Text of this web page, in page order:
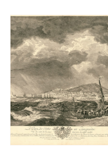
in
their
greatest
Perfection.
To
which
are
added,
their
Descriptions,
and
an
Account
of
the